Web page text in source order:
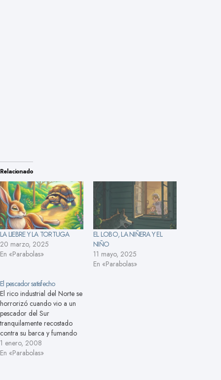
Relacionado
LA LIEBRE Y LA TORTUGA
20 marzo, 2025
En «Parabolas»
EL LOBO, LA NIÑERA Y EL
NIÑO
11 mayo, 2025
En «Parabolas»
El pescador satisfecho
El rico industrial del Norte se
horrorizó cuando vio a un
pescador del Sur
tranquilamente recostado
contra su barca y fumando
una pipa. ¿Por qué no has
salido a pescar?», le
1 enero, 2008
En «Parabolas»